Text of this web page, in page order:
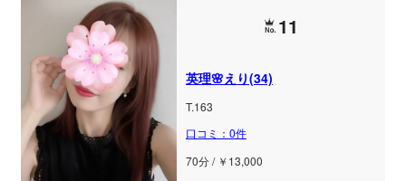
11
英理🌸えり(34)
T.163
口コミ：0件
70分 / ￥13,000